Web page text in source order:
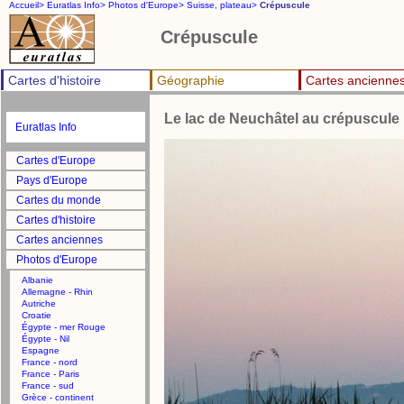
Accueil> Euratlas Info> Photos d'Europe> Suisse, plateau> Crépuscule
Crépuscule
Cartes d'histoire Géographie Cartes
Euratlas Info
Cartes d'Europe
Pays d'Europe
Cartes du monde
Cartes d'histoire
Cartes anciennes
Photos d'Europe
Albanie
Allemagne - Rhin
Autriche
Croatie
Égypte - mer Rouge
Égypte - Nil
Espagne
France - nord
France - Paris
France - sud
Grèce - continent
Le lac de Neuchâtel au crépuscule